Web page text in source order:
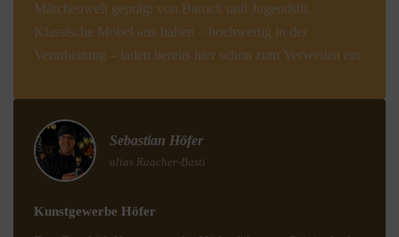
Märchenwelt geprägt von Barock und Jugendstil.
Klassische Möbel aus Italien – hochwertig in der
Verarbeitung – laden bereits hier schon zum Verweilen ein.
Sebastian Höfer
alias Raacher-Basti
Kunstgewerbe Höfer